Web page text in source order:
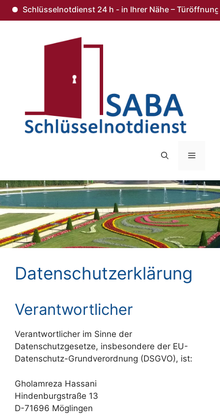
24 h - in Ihrer Nähe – Türöffnung ohne
Menü
Datenschutzerklärung
Verantwortlicher
Verantwortlicher im Sinne der
Datenschutzgesetze, insbesondere der EU-
Datenschutz-Grundverordnung (DSGVO), ist:
Gholamreza Hassani
Hindenburgstraße 13
D-71696 Möglingen